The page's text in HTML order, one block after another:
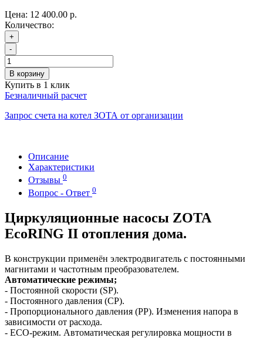
Цена: 12 400.00 р.
Количество:
+
-
В корзину
Купить в 1 клик
Безналичный расчет
Запрос счета на котел ЗОТА от организации
Описание
Характеристики
Отзывы 0
Вопрос - Ответ 0
Циркуляционные насосы ZOTA
EcoRING II отопления дома.
В конструкции применён электродвигатель с постоянными
магнитами и частотным преобразователем.
Автоматические режимы;
- Постоянной скорости (SP).
- Постоянного давления (CP).
- Пропорционального давления (PP). Изменения напора в
зависимости от расхода.
- ECO-режим. Автоматическая регулировка мощности в